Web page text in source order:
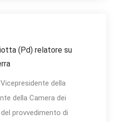
(Pd) relatore su
della
della Camera dei
provvedimento di